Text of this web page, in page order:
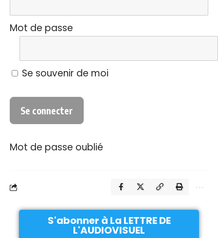
Mot de passe
Se souvenir de moi
Mot de passe oublié
S'abonner à La LETTRE DE
L'AUDIOVISUEL